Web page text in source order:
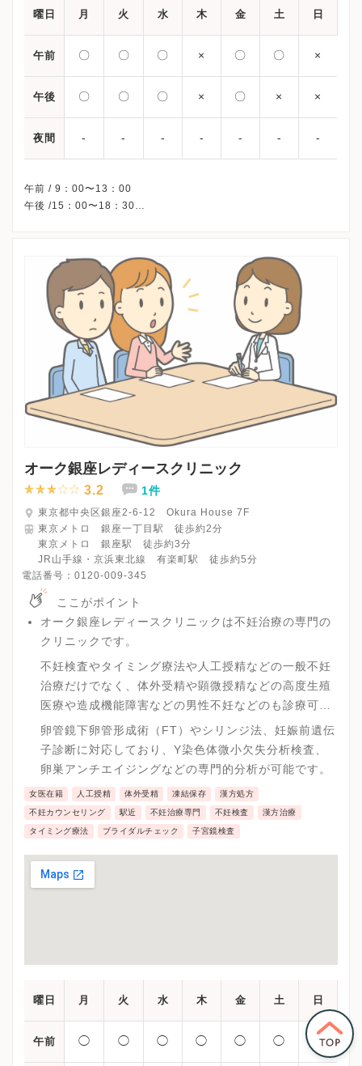
曜日 月 火 水 木 金 土 日
午前 〇 〇 〇 × 〇 〇 ×
午後 〇 〇 〇 × 〇 × ×
夜間 - - - - - - -
午前 / 9：00〜13：00
午後 /15：00〜18：30
※詳細はクリニックHPを確認、または直接お問い合わせくださ
オーク銀座レディースクリニック
3.2 1件
東京都中央区銀座2-6-12 Okura House 7F
東京メトロ 銀座一丁目駅 徒歩約2分
東京メトロ 銀座駅 徒歩約3分
JR山手線・京浜東北線 有楽町駅 徒歩約5分
電話番号： 0120-009-345
ここがポイント
オーク銀座レディースクリニックは不妊治療の専門の
クリニックです。
不妊検査やタイミング療法や人工授精などの一般不妊
治療だけでなく、体外受精や顕微授精などの高度生殖
医療や造成機能障害などの男性不妊などのも診療可能
です。
卵管鏡下卵管形成術（FT）やシリンジ法、妊娠前遺伝
子診断に対応しており、Y染色体微小欠失分析検査、
卵巣アンチエイジングなどの専門的分析が可能です。
女医在籍 人工授精 体外受精 凍結保存 漢方処方
不妊カウンセリング 駅近 不妊治療専門 不妊検査 漢方治療
タイミング療法 ブライダルチェック 子宮鏡検査
曜日 月 火 水 木 金 土 日
午前 ◯ ◯ ◯ ◯ ◯ ◯ ◯